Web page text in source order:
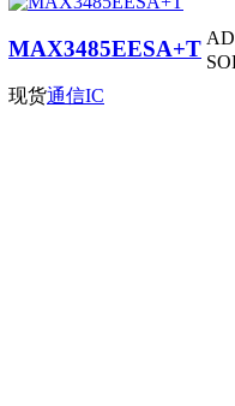
MAX3485EESA+T
现货通信IC